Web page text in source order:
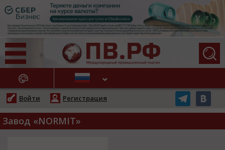
НОВОСТИ
Войти Регистрация
Завод «NORMIT»